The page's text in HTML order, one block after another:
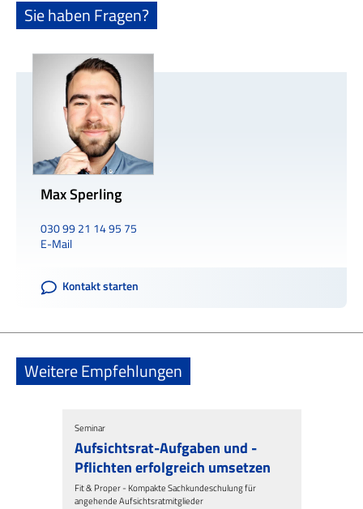
Sie haben Fragen?
Max Sperling
030 99 21 14 95 75
E-Mail
Kontakt starten
Weitere Empfehlungen
Seminar
Aufsichtsrat-Aufgaben und -
Pflichten erfolgreich umsetzen
Fit & Proper - Kompakte Sachkundeschulung für
angehende Aufsichtsratmitglieder